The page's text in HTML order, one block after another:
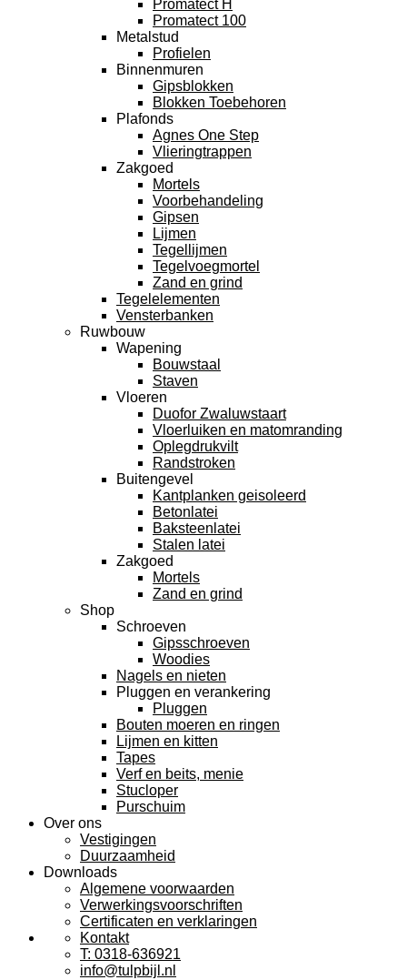
Promatect H
Promatect 100
Metalstud
Profielen
Binnenmuren
Gipsblokken
Blokken Toebehoren
Plafonds
Agnes One Step
Vlieringtrappen
Zakgoed
Mortels
Voorbehandeling
Gipsen
Lijmen
Tegellijmen
Tegelvoegmortel
Zand en grind
Tegelelementen
Vensterbanken
Ruwbouw
Wapening
Bouwstaal
Staven
Vloeren
Duofor Zwaluwstaart
Vloerluiken en matomranding
Oplegdrukvilt
Randstroken
Buitengevel
Kantplanken geisoleerd
Betonlatei
Baksteenlatei
Stalen latei
Zakgoed
Mortels
Zand en grind
Shop
Schroeven
Gipsschroeven
Woodies
Nagels en nieten
Pluggen en verankering
Pluggen
Bouten moeren en ringen
Lijmen en kitten
Tapes
Verf en beits, menie
Stucloper
Purschuim
Over ons
Vestigingen
Duurzaamheid
Downloads
Algemene voorwaarden
Verwerkingsvoorschriften
Certificaten en verklaringen
Kontakt
T: 0318-636921
info@tulpbijl.nl